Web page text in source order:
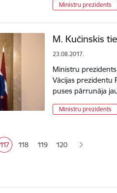
Ministru prezidents
M. Kučinskis
23.08.2017.
Ministru
Vācijas prezidentu
puses pārrunāja
Ministru prezidents
Pašreizējā lapa
117 Lapa
118 Lapa
119 120